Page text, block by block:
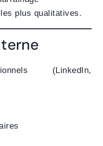
plus qualitatives.
(LinkedIn,